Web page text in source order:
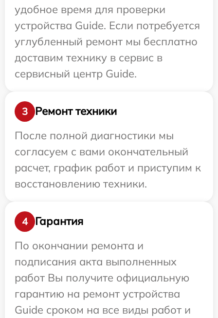
удобное время для проверки
устройства Guide. Если потребуется
углубленный ремонт мы бесплатно
доставим технику в сервис в
сервисный центр Guide.
3
Ремонт техники
После полной диагностики мы
согласуем с вами окончательный
расчет, график работ и приступим к
восстановлению техники.
4
Гарантия
По окончании ремонта и
подписания акта выполненных
работ Вы получите официальную
гарантию на ремонт устройства
Guide сроком на все виды работ и